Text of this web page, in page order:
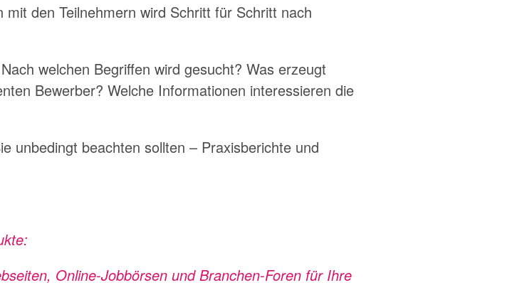
den Teilnehmern wird Schritt für Schritt nach
welchen Begriffen wird gesucht? Was erzeugt
Bewerber? Welche Informationen interessieren die
unbedingt beachten sollten – Praxisberichte und
Online-Jobbörsen und Branchen-Foren für Ihre